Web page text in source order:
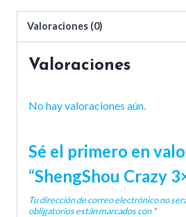
Valoraciones (0)
Valoraciones
No hay valoraciones aún.
Sé el primero en
“ShengShou Crazy
Tu dirección de correo electrónico no
obligatorios están marcados con*